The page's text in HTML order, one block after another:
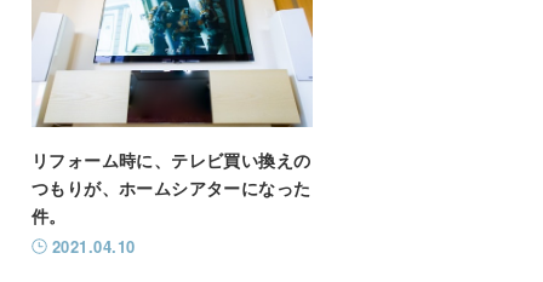
リフォーム時に、テレビ買い換えの
つもりが、ホームシアターになった
件。
2021.04.10